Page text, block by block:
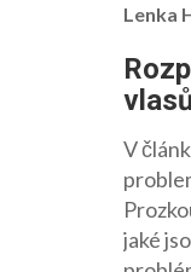
Lenka
řešení
V
jaké